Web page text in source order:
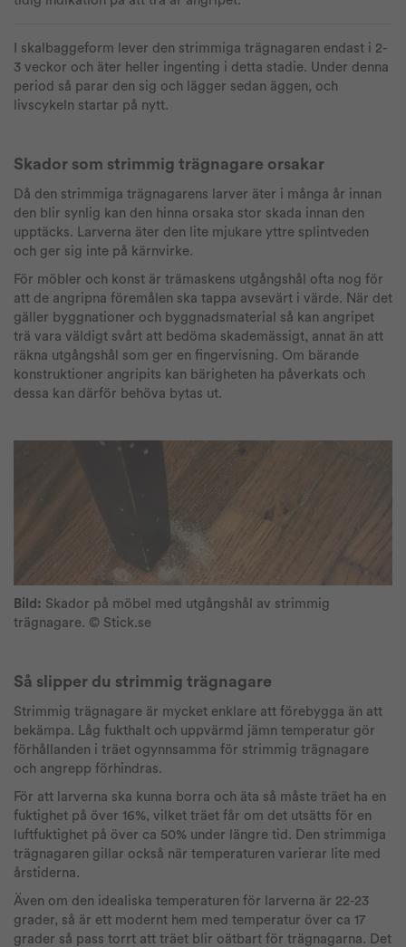
I skalbaggeform lever den strimmiga trägnagaren endast i 2-
3 veckor och äter heller ingenting i detta stadie. Under denna
period så parar den sig och lägger sedan äggen, och
livscykeln startar på nytt.
Skador som strimmig trägnagare orsakar
Då den strimmiga trägnagarens larver äter i många år innan
den blir synlig kan den hinna orsaka stor skada innan den
upptäcks. Larverna äter den lite mjukare yttre splintveden
och ger sig inte på kärnvirke.
För möbler och konst är trämaskens utgångshål ofta nog för
att de angripna föremålen ska tappa avsevärt i värde. När det
gäller byggnationer och byggnadsmaterial så kan angripet
trä vara väldigt svårt att bedöma skademässigt, annat än att
räkna utgångshål som ger en fingervisning. Om bärande
konstruktioner angripits kan bärigheten ha påverkats och
dessa kan därför behöva bytas ut.
Bild: Skador på möbel med utgångshål av strimmig
trägnagare. © Stick.se
Så slipper du strimmig trägnagare
Strimmig trägnagare är mycket enklare att förebygga än att
bekämpa. Låg fukthalt och uppvärmd jämn temperatur gör
förhållanden i träet ogynnsamma för strimmig trägnagare
och angrepp förhindras.
För att larverna ska kunna borra och äta så måste träet ha en
fuktighet på över 16%, vilket träet får om det utsätts för en
luftfuktighet på över ca 50% under längre tid. Den strimmiga
trägnagaren gillar också när temperaturen varierar lite med
årstiderna.
Även om den idealiska temperaturen för larverna är 22-23
grader, så är ett modernt hem med temperatur över ca 17
grader så pass torrt att träet blir oätbart för trägnagarna. Det